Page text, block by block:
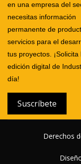
en una empresa del
necesitas información
permanente de
servicios para el
tus proyectos. ¡Solicita
edición digital de
día!
Suscríbete
Derechos